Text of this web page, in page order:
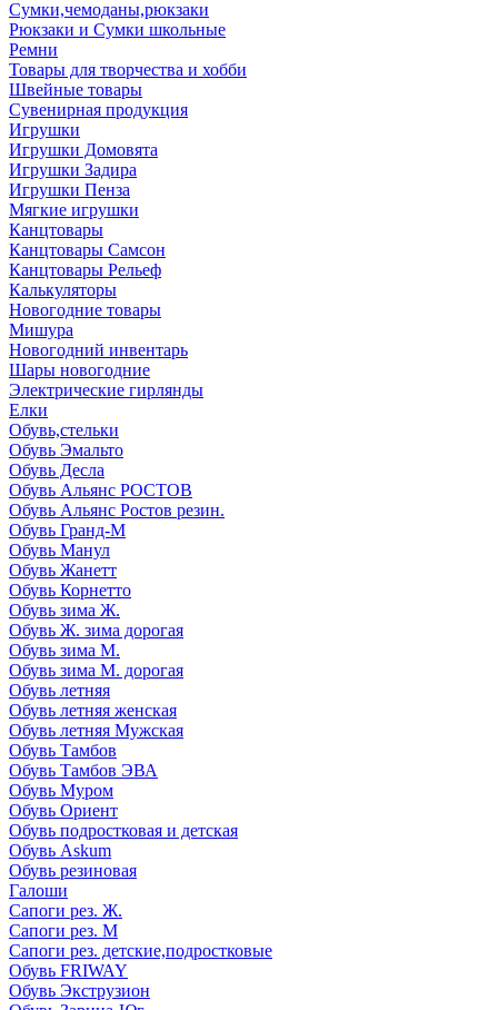
Сумки,чемоданы,рюкзаки
Рюкзаки и Сумки школьные
Ремни
Товары для творчества и хобби
Швейные товары
Сувенирная продукция
Игрушки
Игрушки Домовята
Игрушки Задира
Игрушки Пенза
Мягкие игрушки
Канцтовары
Канцтовары Самсон
Канцтовары Рельеф
Калькуляторы
Новогодние товары
Мишура
Новогодний инвентарь
Шары новогодние
Электрические гирлянды
Елки
Обувь,стельки
Обувь Эмальто
Обувь Десла
Обувь Альянс РОСТОВ
Обувь Альянс Ростов резин.
Обувь Гранд-М
Обувь Манул
Обувь Жанетт
Обувь Корнетто
Обувь зима Ж.
Обувь Ж. зима дорогая
Обувь зима М.
Обувь зима М. дорогая
Обувь летняя
Обувь летняя женская
Обувь летняя Мужская
Обувь Тамбов
Обувь Тамбов ЭВА
Обувь Муром
Обувь Ориент
Обувь подростковая и детская
Обувь Askum
Обувь резиновая
Галоши
Сапоги рез. Ж.
Сапоги рез. М
Сапоги рез. детские,подростковые
Обувь FRIWAY
Обувь Экструзион